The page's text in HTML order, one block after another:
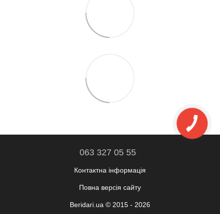
063 327 05 55
Контактна інформація
Повна версія сайту
Beridari.ua © 2015 - 2026